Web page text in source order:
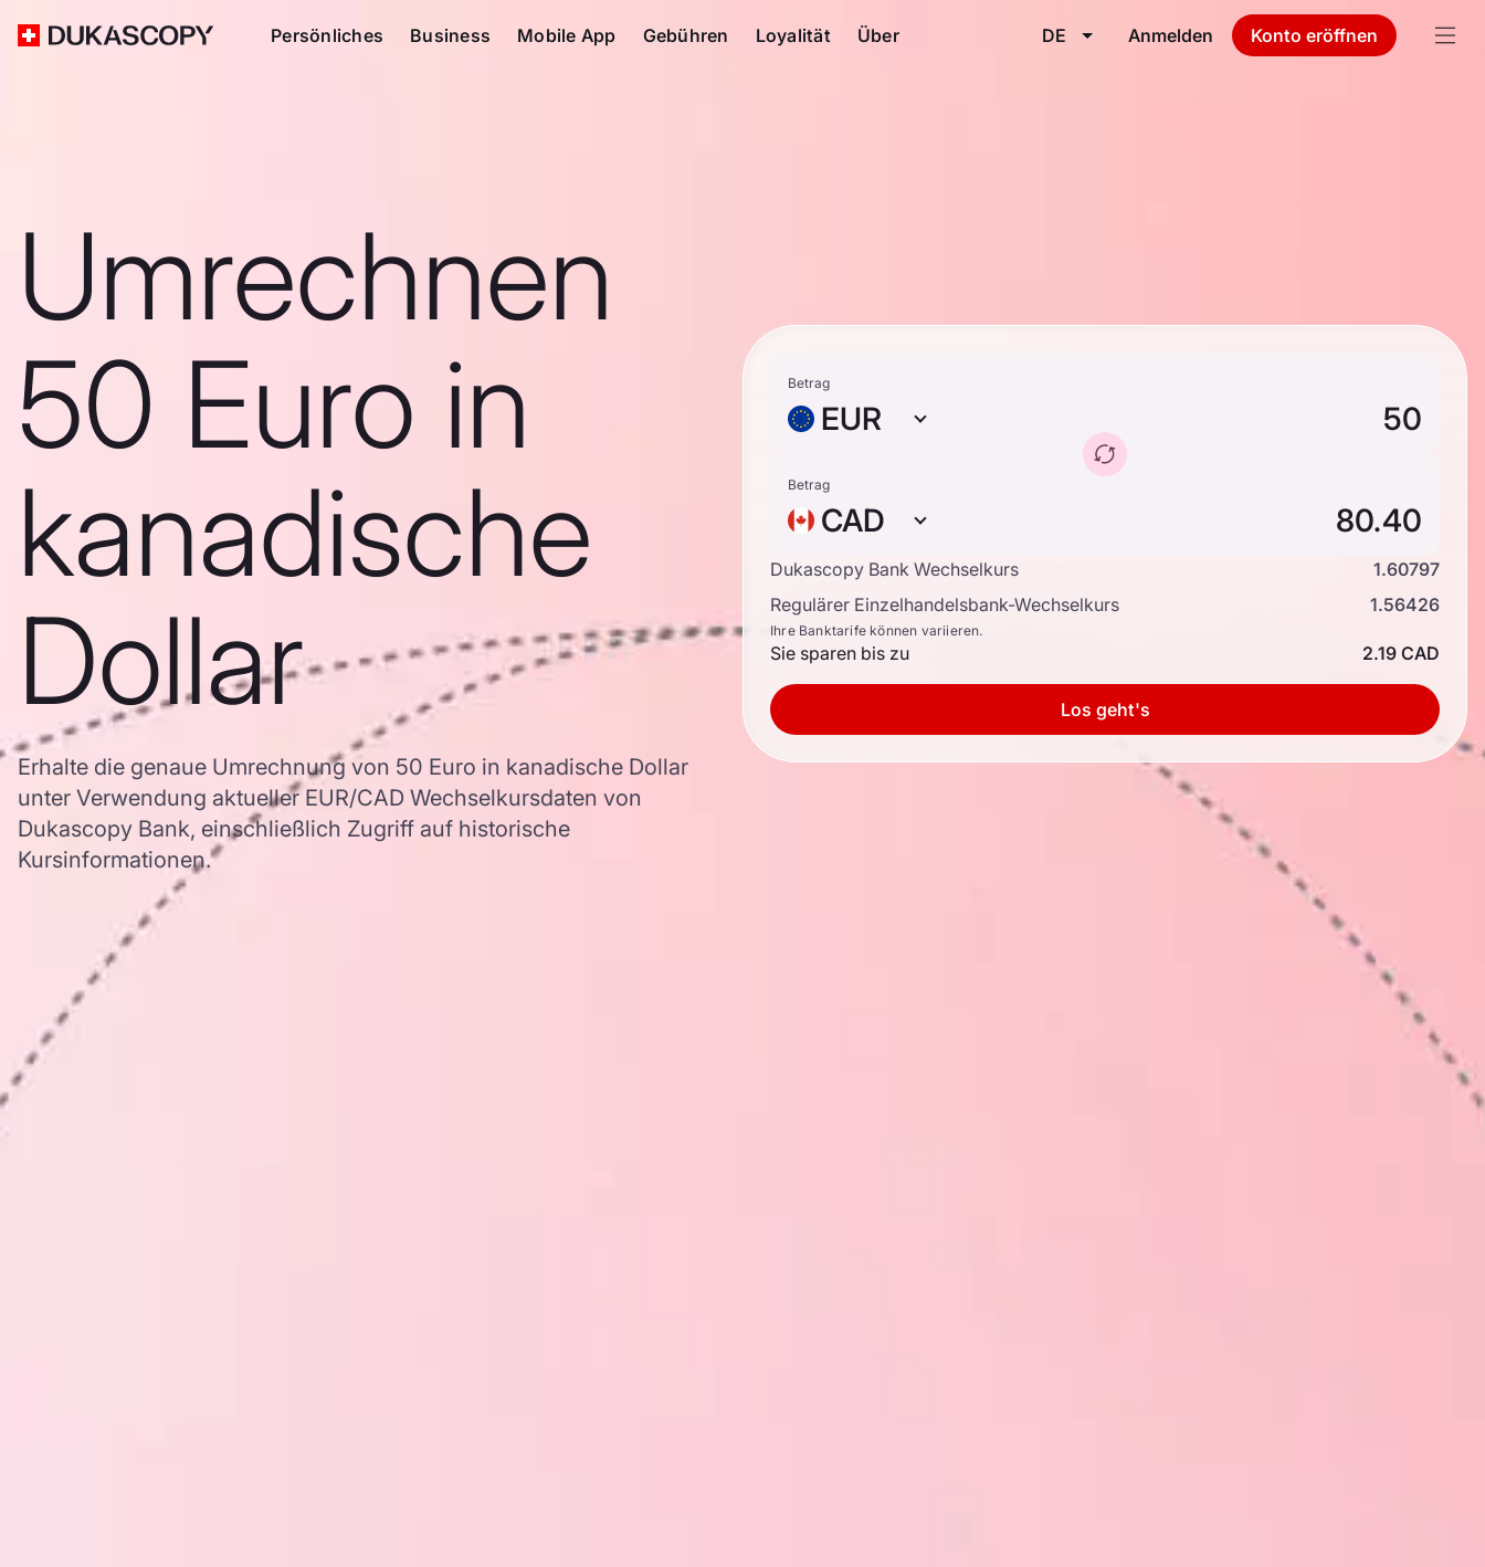
Persönliches Business Mobile App Gebühren Loyalität Über DE Anmelden Konto eröffnen
Umrechnen
50 Euro in
kanadische
Dollar
Erhalte die genaue Umrechnung von 50 Euro in kanadische Dollar
unter Verwendung aktueller EUR/CAD Wechselkursdaten von
Dukascopy Bank, einschließlich Zugriff auf historische
Kursinformationen.
Betrag
EUR
Betrag
CAD
Dukascopy Bank Wechselkurs
1.60797
Regulärer Einzelhandelsbank-Wechselkurs
1.56426
Ihre Banktarife können variieren.
Sie sparen bis zu 2.19 CAD
Los geht's